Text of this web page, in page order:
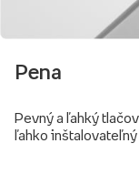
Pena
Pevný a ľahký
ľahko